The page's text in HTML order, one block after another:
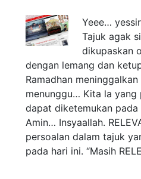
Yeee…
Tajuk agak
dikupaskan
dengan lemang dan
Ramadhan
menunggu… Kita la yang
dapat diketemukan pada
Amin… Insyaallah.
persoalan dalam tajuk
pada hari ini. “Masih